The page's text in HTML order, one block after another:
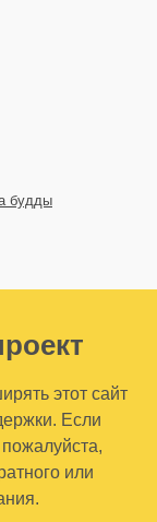
будды
этот сайт
Если
или